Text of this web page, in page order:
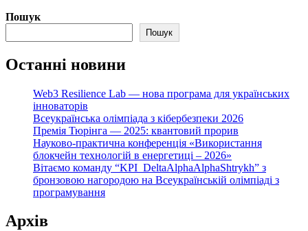
Пошук
Пошук
Останні новини
Web3 Resilience Lab — нова програма для українських
інноваторів
Всеукраїнська олімпіада з кібербезпеки 2026
Премія Тюрінга — 2025: квантовий прорив
Науково-практична конференція «Використання
блокчейн технологій в енергетиці – 2026»
Вітаємо команду “KPI_DeltaAlphaAlphaShtrykh” з
бронзовою нагородою на Всеукраїнській олімпіаді з
програмування
Архів